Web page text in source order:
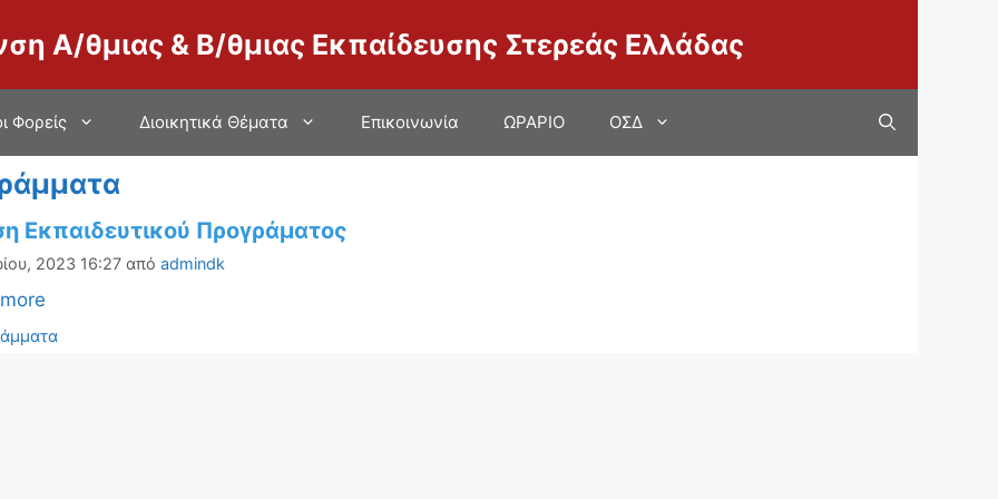
Α/θμιας & Β/θμιας Εκπαίδευσης Στερεάς Ελλάδας
Φορείς Διοικητικά Θέματα Επικοινωνία ΩΡΑΡΙΟ ΟΣΔ
Εκπαιδευτικού Προγράματος
2023 16:27 από admindk